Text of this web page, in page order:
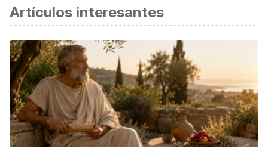
científica.
El consumo de lácteos enteros asociado a menos
enfermedad CV.
https://www.intramed.net/contenidover.asp?
contenidoID=93063
Mäkinen, O. E., Wanhalinna, V., Zannini, E., & Arendt, E. K.
(2016). Foods for Special Dietary Needs: Non-dairy Plant-
based Milk Substitutes and Fermented Dairy-type Products.
Critical Reviews in Food Science and Nutrition.
Artículos interesantes